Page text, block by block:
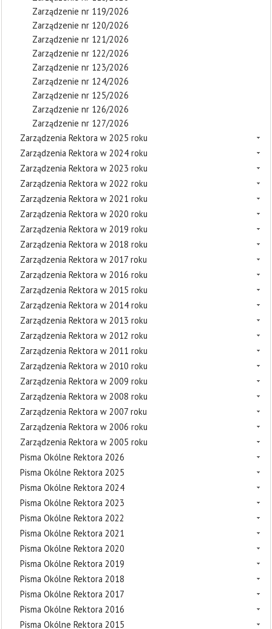
Zarządzenie nr 119/2026
Zarządzenie nr 120/2026
Zarządzenie nr 121/2026
Zarządzenie nr 122/2026
Zarządzenie nr 123/2026
Zarządzenie nr 124/2026
Zarządzenie nr 125/2026
Zarządzenie nr 126/2026
Zarządzenie nr 127/2026
Zarządzenia Rektora w 2025 roku
Zarządzenia Rektora w 2024 roku
Zarządzenia Rektora w 2023 roku
Zarządzenia Rektora w 2022 roku
Zarządzenia Rektora w 2021 roku
Zarządzenia Rektora w 2020 roku
Zarządzenia Rektora w 2019 roku
Zarządzenia Rektora w 2018 roku
Zarządzenia Rektora w 2017 roku
Zarządzenia Rektora w 2016 roku
Zarządzenia Rektora w 2015 roku
Zarządzenia Rektora w 2014 roku
Zarządzenia Rektora w 2013 roku
Zarządzenia Rektora w 2012 roku
Zarządzenia Rektora w 2011 roku
Zarządzenia Rektora w 2010 roku
Zarządzenia Rektora w 2009 roku
Zarządzenia Rektora w 2008 roku
Zarządzenia Rektora w 2007 roku
Zarządzenia Rektora w 2006 roku
Zarządzenia Rektora w 2005 roku
Pisma Okólne Rektora 2026
Pisma Okólne Rektora 2025
Pisma Okólne Rektora 2024
Pisma Okólne Rektora 2023
Pisma Okólne Rektora 2022
Pisma Okólne Rektora 2021
Pisma Okólne Rektora 2020
Pisma Okólne Rektora 2019
Pisma Okólne Rektora 2018
Pisma Okólne Rektora 2017
Pisma Okólne Rektora 2016
Pisma Okólne Rektora 2015